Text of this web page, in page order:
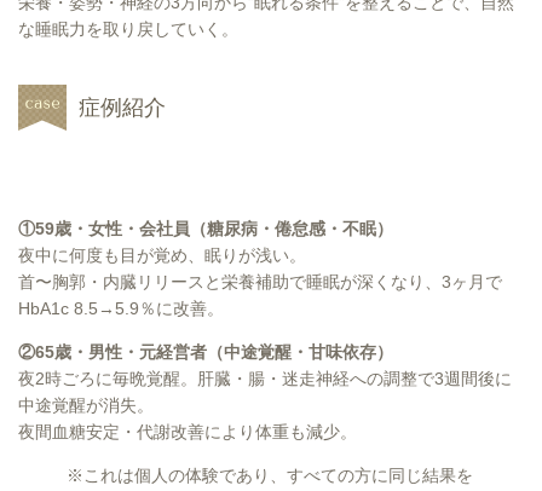
な睡眠力を取り戻していく。
症例紹介
①59歳・女性・会社員（糖尿病・倦怠感・不眠）
夜中に何度も目が覚め、眠りが浅い。
首〜胸郭・内臓リリースと栄養補助で睡眠が深くなり、3ヶ月で
HbA1c 8.5→5.9％に改善。
②65歳・男性・元経営者（中途覚醒・甘味依存）
夜2時ごろに毎晩覚醒。肝臓・腸・迷走神経への調整で3週間後に
中途覚醒が消失。
夜間血糖安定・代謝改善により体重も減少。
※これは個人の体験であり、すべての方に同じ結果を